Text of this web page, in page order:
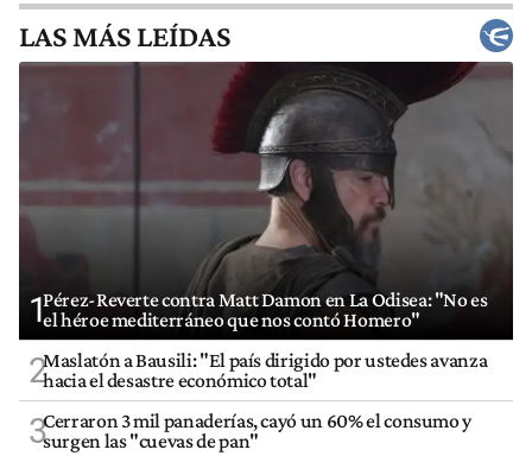
LAS MÁS LEÍDAS
1Pérez-Reverte contra Matt Damon en La Odisea: "No es
el héroe mediterráneo que nos contó Homero"
2Maslatón a Bausili: "El país dirigido por ustedes avanza
hacia el desastre económico total"
3Cerraron 3 mil panaderías, cayó un 60% el consumo y
surgen las "cuevas de pan"